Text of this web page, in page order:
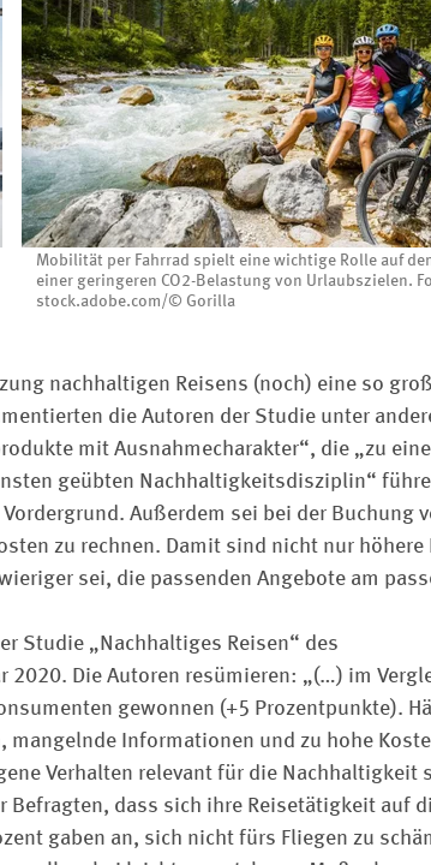
Mobilität per Fahrrad spielt eine wichtige Rolle auf
einer geringeren CO2-Belastung von Urlaubszielen.
stock.adobe.com/© Gorilla
nachhaltigen Reisens (noch) eine so
die Autoren der Studie unter
mit Ausnahmecharakter“, die „zu
geübten Nachhaltigkeitsdisziplin“
Außerdem sei bei der Buchung
zu rechnen. Damit sind nicht nur höhere
sei, die passenden An­gebote am
Studie „Nachhaltiges Reisen“ des
Die Autoren resümieren: „(…) im
gewonnen (+5 Prozentpunkte).
mangelnde Informationen und zu hohe
Verhalten relevant für die Nachhaltigkeit
Befragten, dass sich ihre Reisetätigkeit auf
gaben an, sich nicht fürs Fliegen zu